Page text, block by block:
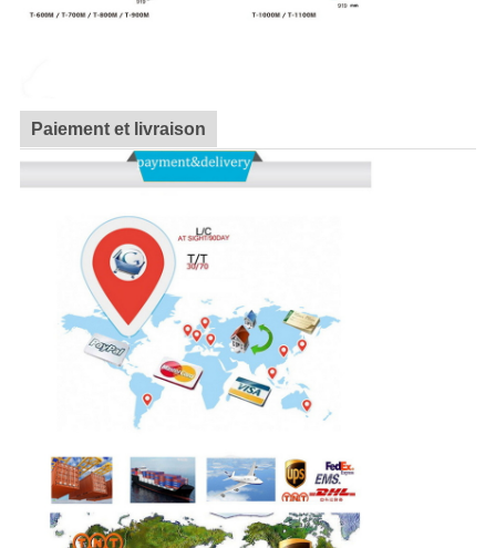
Paiement et livraison